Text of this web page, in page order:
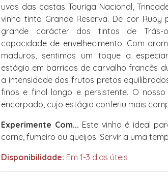
uvas das castas Touriga Nacional,
vinho tinto Grande Reserva. De cor
grande carácter dos tintos de Trás-
capacidade de envelhecimento. Com
maduros, sentimos um toque a
estágio em barricas de carvalho francês
a intensidade dos frutos pretos
finos e final longo e persistente. O
encorpado, cujo estágio conferiu mais
Experimente Com... Este vinho é ideal
carne, fumeiro ou queijos. Servir a uma
Disponibilidade: Em 1-3 dias úteis